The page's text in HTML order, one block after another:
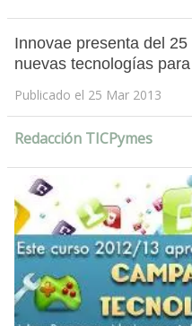
Innovae presenta del
nuevas tecnologías
Publicado el 25 Mar 2013
Redacción TICPymes